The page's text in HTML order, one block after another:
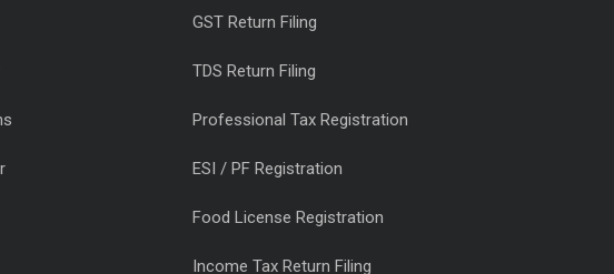
GST Return Filing
TDS Return Filing
Professional Tax Registration
ESI / PF Registration
Food License Registration
Income Tax Return Filing